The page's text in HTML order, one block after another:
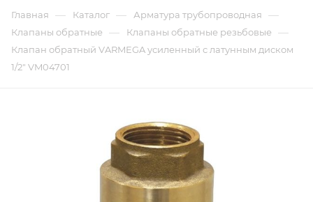
Главная — Каталог — Арматура трубопроводная —
Клапаны обратные — Клапаны обратные резьбовые —
Клапан обратный VARMEGA усиленный с латунным диском
1/2" VM04701